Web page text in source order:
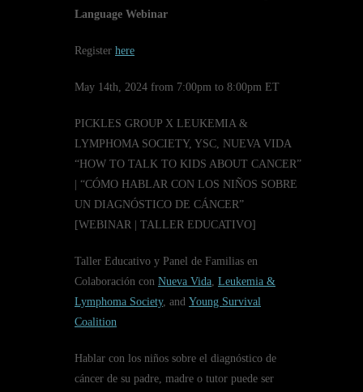
Language Webinar
Register here
May 14th, 2024 from 7:00pm to 8:00pm ET
PICKLES GROUP X LEUKEMIA &
LYMPHOMA SOCIETY, YSC, NUEVA VIDA
“HOW TO TALK TO KIDS ABOUT CANCER”
| “CÓMO HABLAR CON LOS NIÑOS SOBRE
UN DIAGNÓSTICO DE CÁNCER”
[WEBINAR | TALLER EDUCATIVO]
Taller Educativo y Panel de Familias en
Colaboración con Nueva Vida, Leukemia &
Lymphoma Society, and Young Survival
Coalition
Hablar con los niños sobre el diagnóstico de
cáncer de su padre, madre o tutor puede ser